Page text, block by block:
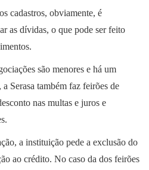
cadastros, obviamente, é
as dívidas, o que pode ser feito
são menores e há um
a Serasa também faz feirões de
nas multas e juros e
a instituição pede a exclusão do
ao crédito. No caso da dos feirões